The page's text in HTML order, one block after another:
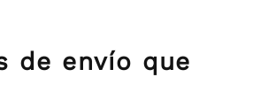
de envío que